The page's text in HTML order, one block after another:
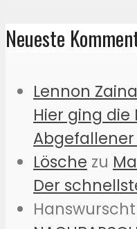
Neueste
Lennon
Hier ging
Lösche zu
Der
Hanswurscht